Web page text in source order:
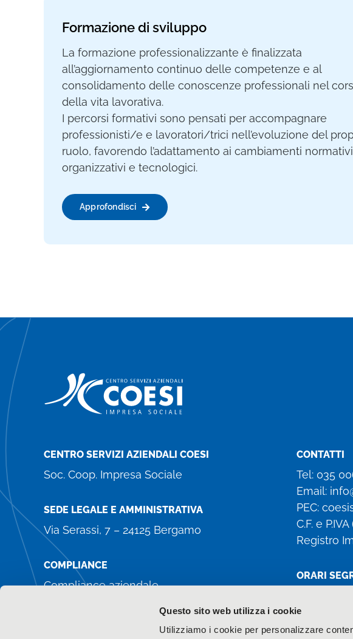
Questo sito web utilizza i cookie
Utilizziamo i cookie per personalizzare
Formazione di sviluppo
La formazione professionalizzante è finalizzata
all’aggiornamento continuo delle competenze e al
consolidamento delle conoscenze professionali nel
della vita lavorativa.
I percorsi formativi sono pensati per accompagnare
professionisti/e e lavoratori/trici nell’evoluzione del
ruolo, favorendo l’adattamento ai cambiamenti
organizzativi e tecnologici.
Approfondisci
CENTRO SERVIZI AZIENDALI COESI
Soc. Coop. Impresa Sociale
SEDE LEGALE E AMMINISTRATIVA
Via Serassi, 7 – 24125 Bergamo
COMPLIANCE
Compliance aziendale
Amministrazione trasparente
CONTATTI
Tel: 035
Email:
PEC:
C.F. e P.IVA
Registro
ORARI
Lun, Mar,